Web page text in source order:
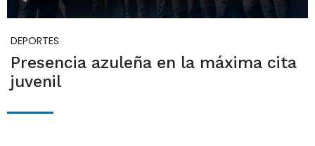
DEPORTES
Presencia azuleña en la máxima cita
juvenil